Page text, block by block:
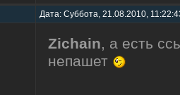
Дата: Суббота, 21.08.2010,
Zichain, а есть
непашет